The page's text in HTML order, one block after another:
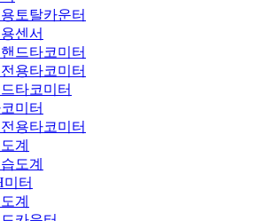
토탈카운터
센서
드타코미터
용타코미터
타코미터
미터
용타코미터
계
도계
미터
계